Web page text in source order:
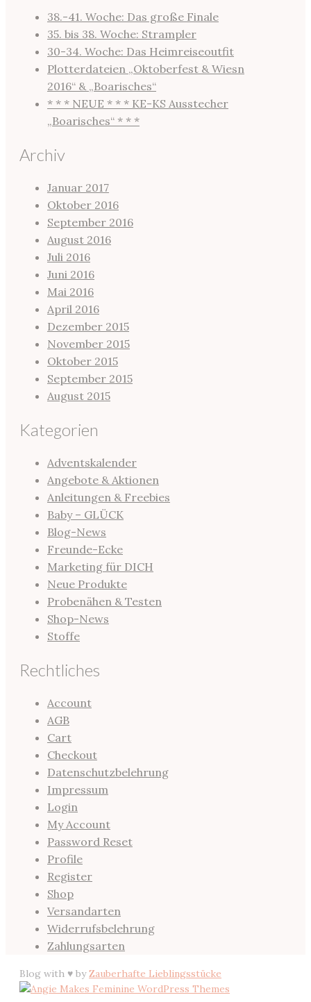
38.-41. Woche: Das große Finale
35. bis 38. Woche: Strampler
30-34. Woche: Das Heimreiseoutfit
Plotterdateien „Oktoberfest & Wiesn
2016“ & „Boarisches“
* * * NEUE * * * KE-KS Ausstecher
„Boarisches“ * * *
Archiv
Januar 2017
Oktober 2016
September 2016
August 2016
Juli 2016
Juni 2016
Mai 2016
April 2016
Dezember 2015
November 2015
Oktober 2015
September 2015
August 2015
Kategorien
Adventskalender
Angebote & Aktionen
Anleitungen & Freebies
Baby – GLÜCK
Blog-News
Freunde-Ecke
Marketing für DICH
Neue Produkte
Probenähen & Testen
Shop-News
Stoffe
Rechtliches
Account
AGB
Cart
Checkout
Datenschutzbelehrung
Impressum
Login
My Account
Password Reset
Profile
Register
Shop
Versandarten
Widerrufsbelehrung
Zahlungsarten
Blog with ♥ byZauberhafte Lieblingsstücke